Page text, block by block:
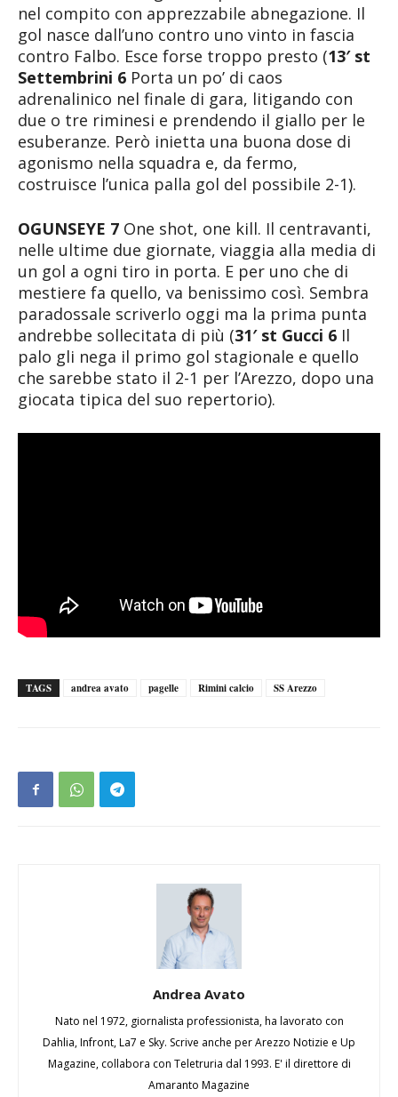
nel compito con apprezzabile abnegazione. Il
gol nasce dall’uno contro uno vinto in fascia
contro Falbo. Esce forse troppo presto (13′ st
Settembrini 6 Porta un po’ di caos
adrenalinico nel finale di gara, litigando con
due o tre riminesi e prendendo il giallo per le
esuberanze. Però inietta una buona dose di
agonismo nella squadra e, da fermo,
costruisce l’unica palla gol del possibile 2-1).
OGUNSEYE 7 One shot, one kill. Il centravanti,
nelle ultime due giornate, viaggia alla media di
un gol a ogni tiro in porta. E per uno che di
mestiere fa quello, va benissimo così. Sembra
paradossale scriverlo oggi ma la prima punta
andrebbe sollecitata di più (31′ st Gucci 6 Il
palo gli nega il primo gol stagionale e quello
che sarebbe stato il 2-1 per l’Arezzo, dopo una
giocata tipica del suo repertorio).
TAGS andrea avato pagelle Rimini calcio SS Arezzo
Andrea Avato
Nato nel 1972, giornalista professionista, ha lavorato con
Dahlia, Infront, La7 e Sky. Scrive anche per Arezzo Notizie e Up
Magazine, collabora con Teletruria dal 1993. E' il direttore di
Amaranto Magazine